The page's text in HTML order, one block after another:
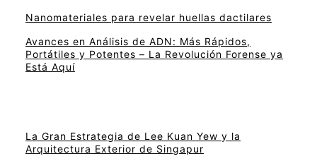
Nanomateriales para revelar huellas dactilares
Avances en Análisis de ADN: Más Rápidos,
Portátiles y Potentes – La Revolución Forense ya
Está Aquí
La Gran Estrategia de Lee Kuan Yew y la
Arquitectura Exterior de Singapur